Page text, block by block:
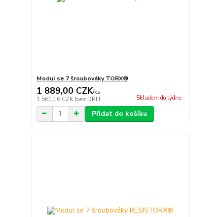
Modul se 7 šroubováky TORX®
1 889,00 CZK/ks
1 561,16 CZK bez DPH Skladem do týdne.
Přidat do košíku